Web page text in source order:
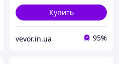
Купить
vevor.in.ua 95%